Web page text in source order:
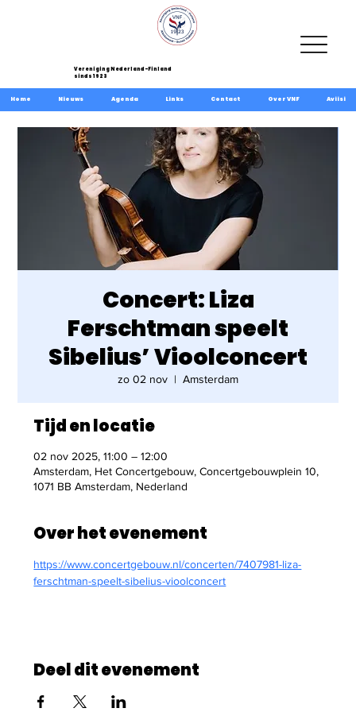
Vereniging Nederland-Finland
sinds 1923
Concert: Liza
Ferschtman speelt
Sibelius’ Vioolconcert
zo 02 nov
  |
Amsterdam
Tijd en locatie
02 nov 2025, 11:00 – 12:00
Amsterdam, Het Concertgebouw, Concertgebouwplein 10,
1071 BB Amsterdam, Nederland
Over het evenement
https://www.concertgebouw.nl/concerten/7407981-liza-
ferschtman-speelt-sibelius-vioolconcert
Deel dit evenement
Home Nieuws Agenda Links Contact Over VNF Aviisi